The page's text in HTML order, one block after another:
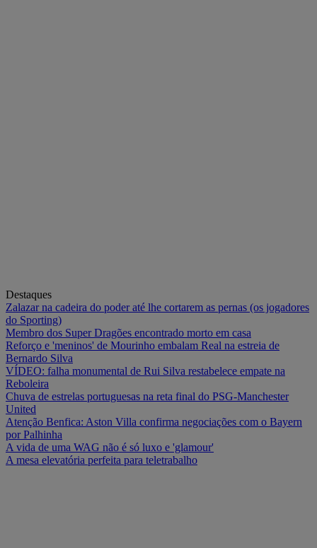
Destaques
Zalazar na cadeira do poder até lhe cortarem as pernas (os jogadores
do Sporting)
Membro dos Super Dragões encontrado morto em casa
Reforço e 'meninos' de Mourinho embalam Real na estreia de
Bernardo Silva
VÍDEO: falha monumental de Rui Silva restabelece empate na
Reboleira
Chuva de estrelas portuguesas na reta final do PSG-Manchester
United
Atenção Benfica: Aston Villa confirma negociações com o Bayern
por Palhinha
A vida de uma WAG não é só luxo e 'glamour'
A mesa elevatória perfeita para teletrabalho